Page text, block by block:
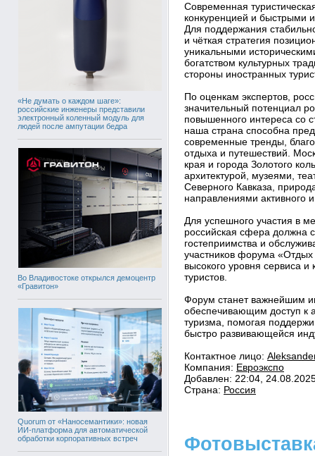
«Не думать о каждом шаге»:
российские инженеры представили
электронный коленный модуль для
людей после ампутации бедра
Во Владивостоке открылся демоцентр
«Гравитон»
Quorum от «Наносемантики»: новая
ИИ-платформа для автоматической
обработки корпоративных встреч
Современная
конкуренцией и быстрыми
Для поддержания
и чёткая стратегия
уникальными
богатством культурных
стороны иностранных
По оценкам экспертов,
значительный потенциал
повышенного интереса со
наша страна способна
современные тренды,
отдыха и путешествий.
края и города Золотого
архитектурой, музеями,
Северного Кавказа,
направлениями активного
Для успешного участия в
российская сфера должна
гостеприимства и
участников форума
высокого уровня сервиса
туристов.
Форум станет важнейшим
обеспечивающим доступ к
туризма, помогая
быстро развивающейся
Контактное лицо:
Компания: Евроэкспо
Добавлен: 22:04,
Страна: Россия